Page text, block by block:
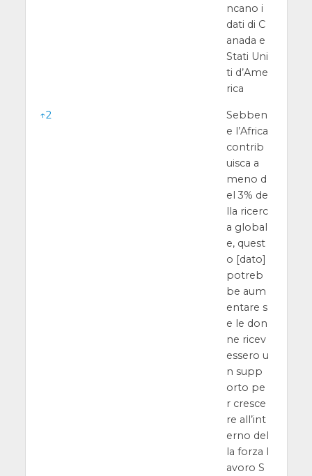
ncano i
dati di C
anada e
Stati Uni
ti d’Ame
rica
↑2
Sebben
e l’Africa
contrib
uisca a
meno d
el 3% de
lla ricerc
a global
e, quest
o [dato]
potreb
be aum
entare s
e le don
ne ricev
essero u
n supp
orto pe
r cresce
re all’int
erno del
la forza l
avoro S